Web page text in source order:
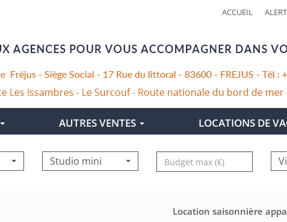
ACCUEIL
AUTRES VENTES LOCATIONS DE
Studio mini Prix
Location saisonnière